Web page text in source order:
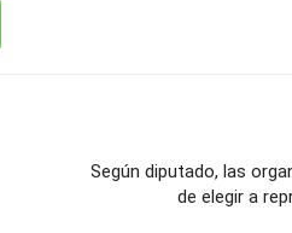
Según diputado, las
de elegir a